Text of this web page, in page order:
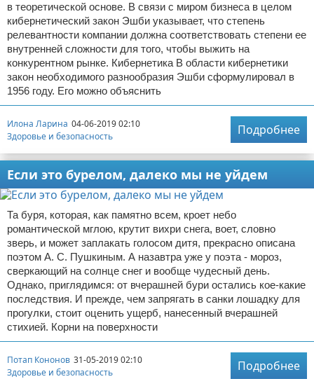
в теоретической основе. В связи с миром бизнеса в целом
кибернетический закон Эшби указывает, что степень
релевантности компании должна соответствовать степени ее
внутренней сложности для того, чтобы выжить на
конкурентном рынке. Кибернетика В области кибернетики
закон необходимого разнообразия Эшби сформулировал в
1956 году. Его можно объяснить
Илона Ларина 04-06-2019 02:10
Здоровье и безопасность
Подробнее
Если это бурелом, далеко мы не уйдем
Та буря, которая, как памятно всем, кроет небо
романтической мглою, крутит вихри снега, воет, словно
зверь, и может заплакать голосом дитя, прекрасно описана
поэтом А. С. Пушкиным. А назавтра уже у поэта - мороз,
сверкающий на солнце снег и вообще чудесный день.
Однако, приглядимся: от вчерашней бури остались кое-какие
последствия. И прежде, чем запрягать в санки лошадку для
прогулки, стоит оценить ущерб, нанесенный вчерашней
стихией. Корни на поверхности
Потап Кононов 31-05-2019 02:10
Здоровье и безопасность
Подробнее